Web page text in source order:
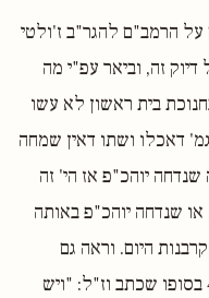
על הרמב"ם להגר"ב ז'ולטי
זה, וביאר עפ"י מה
בית ראשון לא עשו
דאכלו ושתו דאין שמחה
יוהכ"פ אז הי' זה
שנדחה יוהכ"פ באותה
היום. וראה גם
לקוטי שיחות ח"ח פ' נשא ג' בהערה 42 בסופו שכתב וז"ל: "ויש